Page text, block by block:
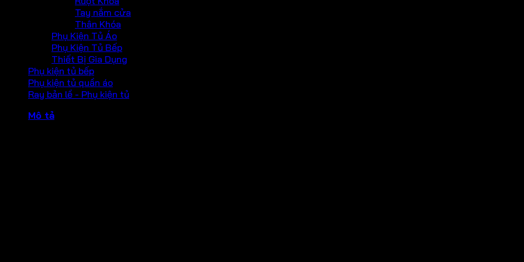
Tay nắm cửa
Thân Khóa
Phụ Kiện Tủ Áo
Phụ Kiện Tủ Bếp
Thiết Bị Gia Dụng
Phụ kiện tủ bếp
Phụ kiện tủ quần áo
Ray bản lề - Phụ kiện tủ
Mô tả